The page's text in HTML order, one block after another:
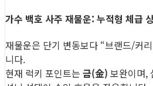
가수 백호 사주 재물운: 누적형 체급
재물운은 단기 변동보다 “브랜드/커
니다.
현재 럭키 포인트는 금(金) 보완이며,